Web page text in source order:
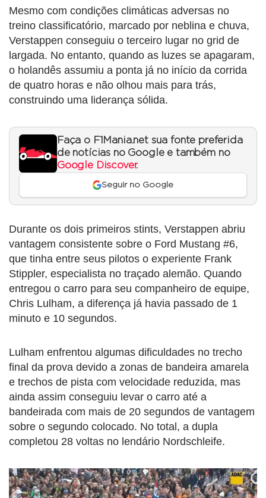
Mesmo com condições climáticas adversas no
treino classificatório, marcado por neblina e chuva,
Verstappen conseguiu o terceiro lugar no grid de
largada. No entanto, quando as luzes se apagaram,
o holandês assumiu a ponta já no início da corrida
de quatro horas e não olhou mais para trás,
construindo uma liderança sólida.
Faça o F1Mania.net sua fonte preferida
de notícias no Google e também no
Google Discover.
Seguir no Google
Durante os dois primeiros stints, Verstappen abriu
vantagem consistente sobre o Ford Mustang #6,
que tinha entre seus pilotos o experiente Frank
Stippler, especialista no traçado alemão. Quando
entregou o carro para seu companheiro de equipe,
Chris Lulham, a diferença já havia passado de 1
minuto e 10 segundos.
Lulham enfrentou algumas dificuldades no trecho
final da prova devido a zonas de bandeira amarela
e trechos de pista com velocidade reduzida, mas
ainda assim conseguiu levar o carro até a
bandeirada com mais de 20 segundos de vantagem
sobre o segundo colocado. No total, a dupla
completou 28 voltas no lendário Nordschleife.